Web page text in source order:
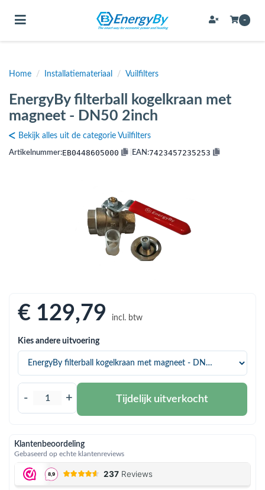
(Bevestigingsmateriaal / schroeven)
(Buffervaten, hygiene boilers & boilervaten)
(Buizen & leidingen)
(Expansievaten)
(Flexibele slangen)
(Installatiemateriaal)
(Rookkanalen)
(Sanitair)
(Verwarming, kachels & ketels)
(Zonneboilersets & onderdelen)
Toggle navigation -
Home / Installatiemateriaal / Vuilfilters
EnergyBy filterball kogelkraan met
magneet - DN50 2inch
Bekijk alles uit de categorie Vuilfilters
Artikelnummer:EB0448605000 EAN:7423457235253
€ 129,79 incl. btw
Kies andere uitvoering
- + Tijdelijk uitverkocht
Klantenbeoordeling
Gebaseerd op echte klantenreviews